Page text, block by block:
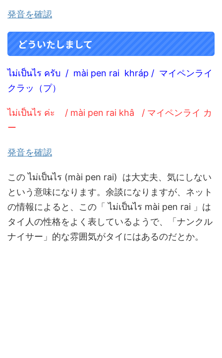
発音を確認
どういたしまして
ไม่เป็นไร ครับ / mài pen rai khráp / マイペンライ
クラッ（プ）
ไม่เป็นไร ค่ะ / mài pen rai khâ / マイペンライ カ
ー
発音を確認
この ไม่เป็นไร (mài pen rai) は大丈夫、気にしない
という意味になります。余談になりますが、ネット
の情報によると、この「 ไม่เป็นไร mài pen rai 」は
タイ人の性格をよく表しているようで、「ナンクル
ナイサー」的な雰囲気がタイにはあるのだとか。